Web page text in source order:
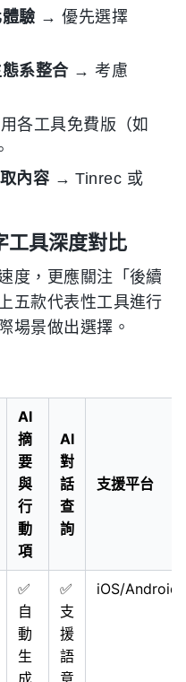
驗 → 優先選擇
系整合→ 考慮
各工具免費版（如
內容 → Tinrec 或
具深度對比
度，更應關注「後續
五款代表性工具進行
場景做出選擇。
AI
摘
要
與
行
動
項
AI
對
話
查
詢
支援平台
✅
自
動
生
成
✅
支
援
語
意
iOS/